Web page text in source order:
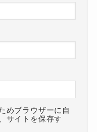
めブラウザーに自
サイトを保存す